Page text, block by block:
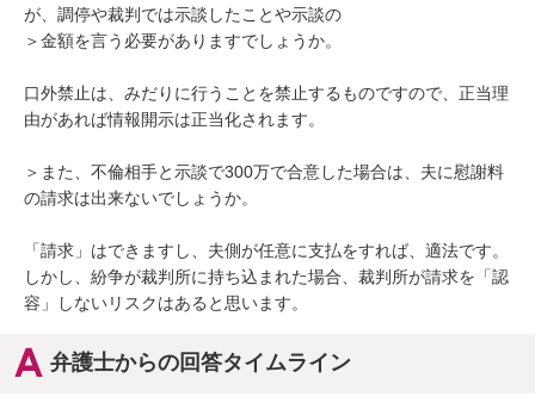
が、調停や裁判では示談したことや示談の
＞金額を言う必要がありますでしょうか。
口外禁止は、みだりに行うことを禁止するものですので、正当理
由があれば情報開示は正当化されます。
＞また、不倫相手と示談で300万で合意した場合は、夫に慰謝料
の請求は出来ないでしょうか。
「請求」はできますし、夫側が任意に支払をすれば、適法です。
しかし、紛争が裁判所に持ち込まれた場合、裁判所が請求を「認
容」しないリスクはあると思います。
弁護士からの回答タイムライン